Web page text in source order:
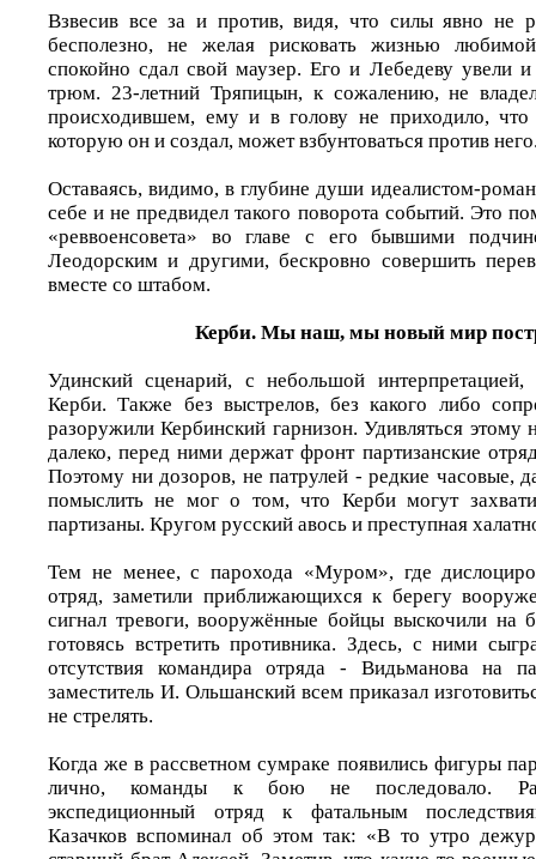
Взвесив все за и против, видя, что силы явно не
бесполезно, не желая рисковать жизнью
спокойно сдал свой маузер. Его и Лебедеву увели
трюм. 23-летний Тряпицын, к сожалению, не
происходившем, ему и в голову не приходило,
которую он и создал, может взбунтоваться против
Оставаясь, видимо, в глубине души идеалистом-
себе и не предвидел такого поворота событий. Это
«реввоенсовета» во главе с его бывшими
Леодорским и другими, бескровно совершить
вместе со штабом.
Керби. Мы наш, мы новый мир
Удинский сценарий, с небольшой интерпретацией,
Керби. Также без выстрелов, без какого либо
разоружили Кербинский гарнизон. Удивляться этому
далеко, перед ними держат фронт партизанские
Поэтому ни дозоров, не патрулей - редкие часовые,
помыслить не мог о том, что Керби могут
партизаны. Кругом русский авось и преступная
Тем не менее, с парохода «Муром», где
отряд, заметили приближающихся к берегу
сигнал тревоги, вооружённые бойцы выскочили на
готовясь встретить противника. Здесь, с ними
отсутствия командира отряда - Видьманова на
заместитель И. Ольшанский всем приказал
не стрелять.
Когда же в рассветном сумраке появились фигуры
лично, команды к бою не последовало.
экспедиционный отряд к фатальным
Казачков вспоминал об этом так: «В то утро